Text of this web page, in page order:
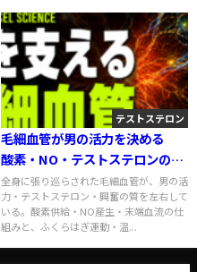
テストステロン
毛細血管が男の活力を決める
酸素・NO・テストステロンの関
係と強化法
全身に張り巡らされた毛細血管が、男の活
力・テストステロン・興奮の質を左右して
いる。酸素供給・NO産生・末端血流の仕
組みと、ふくらはぎ運動・温...